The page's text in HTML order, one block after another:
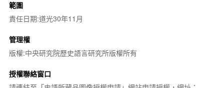
範圍
責任日期:道光30年11月
管理權
版權:中央研究院歷史語言研究所版權所有
授權聯絡窗口